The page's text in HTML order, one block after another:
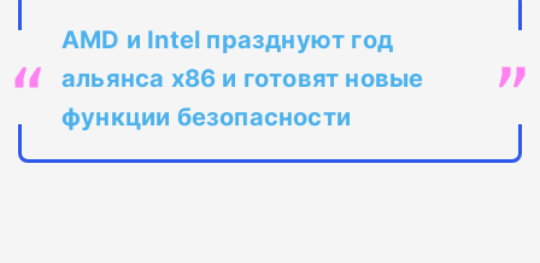
AMD и Intel празднуют год
альянса x86 и готовят новые
функции безопасности